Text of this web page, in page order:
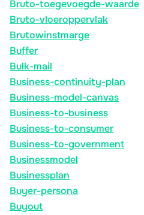
Bruto-toegevoegde-waarde
Bruto-vloeroppervlak
Brutowinstmarge
Buffer
Bulk-mail
Business-continuity-plan
Business-model-canvas
Business-to-business
Business-to-consumer
Business-to-government
Businessmodel
Businessplan
Buyer-persona
Buyout